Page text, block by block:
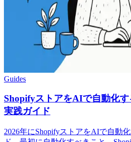
Guides
ShopifyストアをAIで自動化
実践ガイド
2026年にShopifyストアをAIで自動